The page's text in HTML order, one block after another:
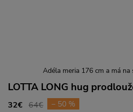
Adéla meria 176 cm a má na
LOTTA LONG hug
32€ 64€ − 50 %